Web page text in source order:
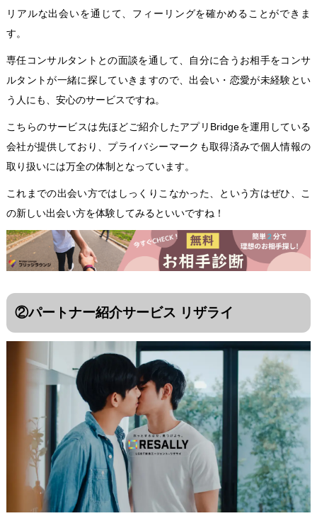
リアルな出会いを通じて、フィーリングを確かめることができま
す。
専任コンサルタントとの面談を通して、自分に合うお相手をコンサ
ルタントが一緒に探していきますので、出会い・恋愛が未経験とい
う人にも、安心のサービスですね。
こちらのサービスは先ほどご紹介したアプリ Bridgeを運用している
会社が提供しており、プライバシーマークも取得済みで個人情報の
取り扱いには万全の体制となっています。
これまでの出会い方ではしっくりこなかった、という方はぜひ、こ
の新しい出会い方を体験してみるといいですね！
②パートナー紹介サービス リザライ